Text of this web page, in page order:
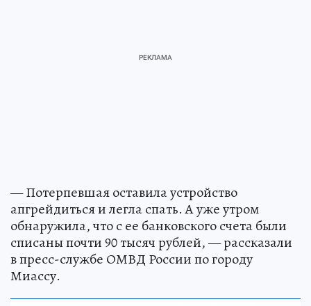
— Потерпевшая оставила устройство
апгрейдиться и легла спать. А уже утром
обнаружила, что с ее банковского счета были
списаны почти 90 тысяч рублей, — рассказали
в пресс-службе ОМВД России по городу
Миассу.